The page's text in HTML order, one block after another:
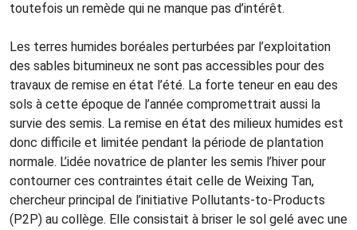
toutefois un remède qui ne manque pas d’intérêt.
Les terres humides boréales perturbées par l’exploitation
des sables bitumineux ne sont pas accessibles pour des
travaux de remise en état l’été. La forte teneur en eau des
sols à cette époque de l’année compromettrait aussi la
survie des semis. La remise en état des milieux humides est
donc difficile et limitée pendant la période de plantation
normale. L’idée novatrice de planter les semis l’hiver pour
contourner ces contraintes était celle de Weixing Tan,
chercheur principal de l’initiative Pollutants-to-Products
(P2P) au collège. Elle consistait à briser le sol gelé avec une